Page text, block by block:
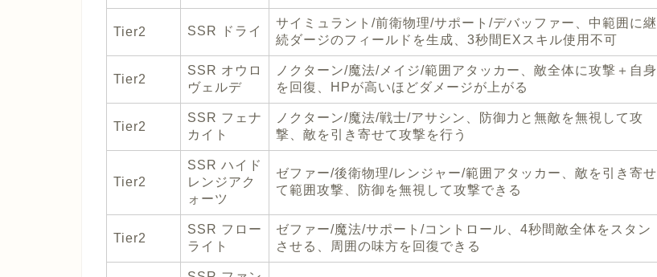
Tier2 SSR ドライ
サイミュラント/前衛物理/サポート/デバッファー、中範囲に継
続ダージのフィールドを生成、3秒間EXスキル使用不可
Tier2
SSR オウロ
ヴェルデ
ノクターン/魔法/メイジ/範囲アタッカー、敵全体に攻撃＋自身
を回復、HPが高いほどダメージが上がる
Tier2
SSR フェナ
カイト
ノクターン/魔法/戦士/アサシン、防御力と無敵を無視して攻
撃、敵を引き寄せて攻撃を行う
Tier2
SSR ハイド
レンジアク
ォーツ
ゼファー/後衛物理/レンジャー/範囲アタッカー、敵を引き寄せ
て範囲攻撃、防御を無視して攻撃できる
Tier2
SSR フロー
ライト
ゼファー/魔法/サポート/コントロール、4秒間敵全体をスタン
させる、周囲の味方を回復できる